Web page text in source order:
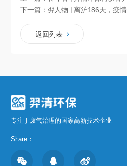
下一篇：羿人物 | 离沪186天，疫情之下
返回列表
专注于废气治理的国家高新技术企业
Share：